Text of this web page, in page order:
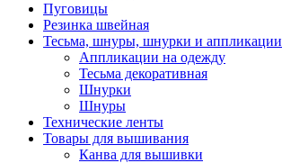
Пуговицы
Резинка швейная
Тесьма, шнуры, шнурки и аппликации
Аппликации на одежду
Тесьма декоративная
Шнурки
Шнуры
Технические ленты
Товары для вышивания
Канва для вышивки